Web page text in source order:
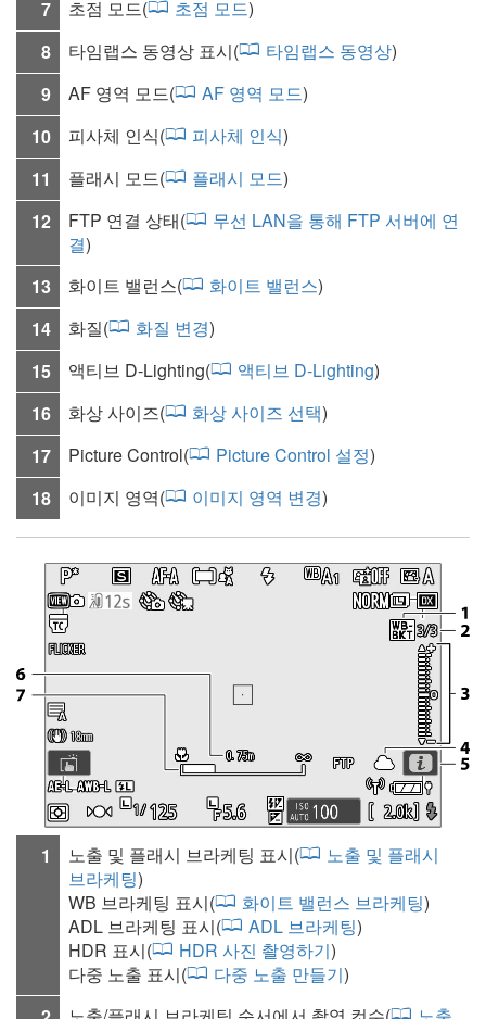
7
초점 모드( 초점 모드)
8
타임랩스 동영상 표시( 타임랩스 동영상)
9
AF 영역 모드( AF 영역 모드)
10
피사체 인식( 피사체 인식)
11
플래시 모드( 플래시 모드)
12
FTP 연결 상태(
무선 LAN을 통해 FTP 서버에 연
결)
13
화이트 밸런스( 화이트 밸런스)
14
화질( 화질 변경)
15
액티브 D-Lighting( 액티브 D-Lighting)
16
화상 사이즈( 화상 사이즈 선택)
17
Picture Control( Picture Control 설정)
18
이미지 영역( 이미지 영역 변경)
1 노출 및 플래시 브라케팅 표시(
노출 및 플래시
브라케팅)
WB 브라케팅 표시(
화이트 밸런스 브라케팅)
ADL 브라케팅 표시(
ADL 브라케팅)
HDR 표시(
HDR 사진 촬영하기)
다중 노출 표시(
다중 노출 만들기)